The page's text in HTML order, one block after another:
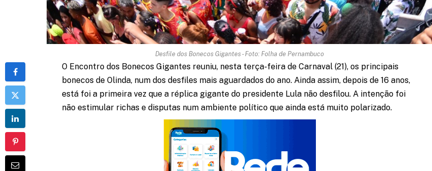
Desfile dos Bonecos Gigantes - Foto: Folha de Pernambuco
O Encontro dos Bonecos Gigantes reuniu, nesta terça-feira de Carnaval (21), os principais
bonecos de Olinda, num dos desfiles mais aguardados do ano. Ainda assim, depois de 16 anos,
está foi a primeira vez que a réplica gigante do presidente Lula não desfilou. A intenção foi
não estimular richas e disputas num ambiente político que ainda está muito polarizado.